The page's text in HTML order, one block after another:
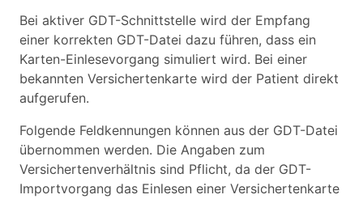
Bei aktiver GDT-Schnittstelle wird der Empfang
einer korrekten GDT-Datei dazu führen, dass ein
Karten-Einlesevorgang simuliert wird. Bei einer
bekannten Versichertenkarte wird der Patient direkt
aufgerufen.
Folgende Feldkennungen können aus der GDT-Datei
übernommen werden. Die Angaben zum
Versichertenverhältnis sind Pflicht, da der GDT-
Importvorgang das Einlesen einer Versichertenkarte